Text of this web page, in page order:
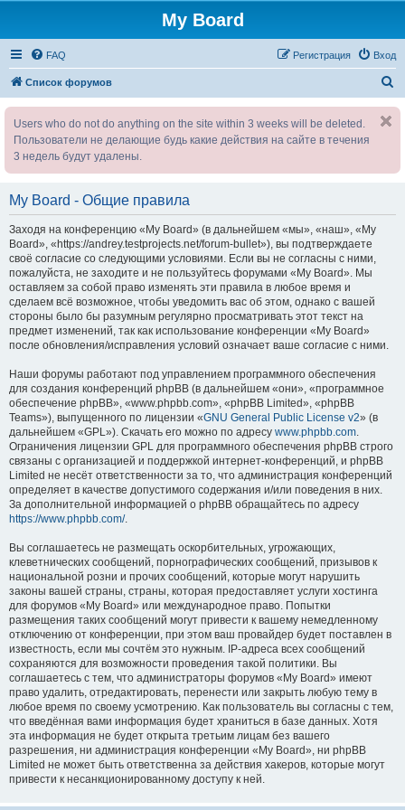
My Board
FAQ Вход
Регистрация
Список форумов
Users who do not do anything on the site within 3 weeks will be deleted.
Пользователи не делающие будь какие действия на сайте в течения
3 недель будут удалены.
My Board - Общие правила
Заходя на конференцию «My Board» (в дальнейшем «мы», «наш», «My
Board», «https://andrey.testprojects.net/forum-bullet»), вы подтверждаете
своё согласие со следующими условиями. Если вы не согласны с ними,
пожалуйста, не заходите и не пользуйтесь форумами «My Board». Мы
оставляем за собой право изменять эти правила в любое время и
сделаем всё возможное, чтобы уведомить вас об этом, однако с вашей
стороны было бы разумным регулярно просматривать этот текст на
предмет изменений, так как использование конференции «My Board»
после обновления/исправления условий означает ваше согласие с ними.
Наши форумы работают под управлением программного обеспечения
для создания конференций phpBB (в дальнейшем «они», «программное
обеспечение phpBB», «www.phpbb.com», «phpBB Limited», «phpBB
Teams»), выпущенного по лицензии «GNU General Public License v2» (в
дальнейшем «GPL»). Скачать его можно по адресу www.phpbb.com.
Ограничения лицензии GPL для программного обеспечения phpBB строго
связаны с организацией и поддержкой интернет-конференций, и phpBB
Limited не несёт ответственности за то, что администрация конференций
определяет в качестве допустимого содержания и/или поведения в них.
За дополнительной информацией о phpBB обращайтесь по адресу
https://www.phpbb.com/.
Вы соглашаетесь не размещать оскорбительных, угрожающих,
клеветнических сообщений, порнографических сообщений, призывов к
национальной розни и прочих сообщений, которые могут нарушить
законы вашей страны, страны, которая предоставляет услуги хостинга
для форумов «My Board» или международное право. Попытки
размещения таких сообщений могут привести к вашему немедленному
отключению от конференции, при этом ваш провайдер будет поставлен в
известность, если мы сочтём это нужным. IP-адреса всех сообщений
сохраняются для возможности проведения такой политики. Вы
соглашаетесь с тем, что администраторы форумов «My Board» имеют
право удалить, отредактировать, перенести или закрыть любую тему в
любое время по своему усмотрению. Как пользователь вы согласны с тем,
что введённая вами информация будет храниться в базе данных. Хотя
эта информация не будет открыта третьим лицам без вашего
разрешения, ни администрация конференции «My Board», ни phpBB
Limited не может быть ответственна за действия хакеров, которые могут
привести к несанкционированному доступу к ней.